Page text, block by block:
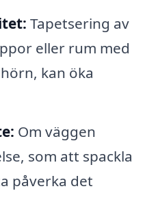
Tapetsering av
eller rum med
kan öka
Om väggen
som att spackla
påverka det